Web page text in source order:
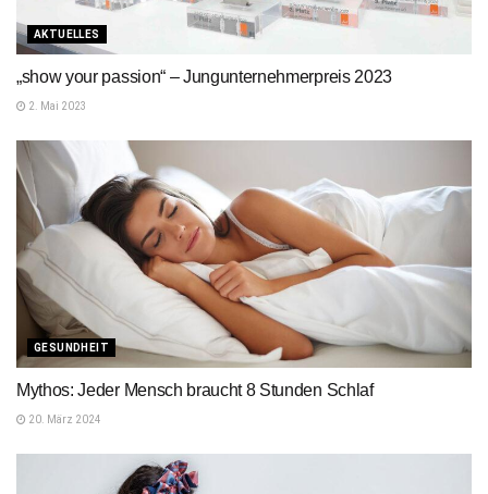
AKTUELLES
„show your passion“ – Jungunternehmerpreis 2023
2. Mai 2023
GESUNDHEIT
Mythos: Jeder Mensch braucht 8 Stunden Schlaf
20. März 2024